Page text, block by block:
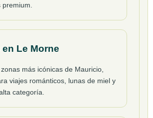
Le Morne
más icónicas de Mauricio,
viajes románticos, lunas de miel y
categoría.